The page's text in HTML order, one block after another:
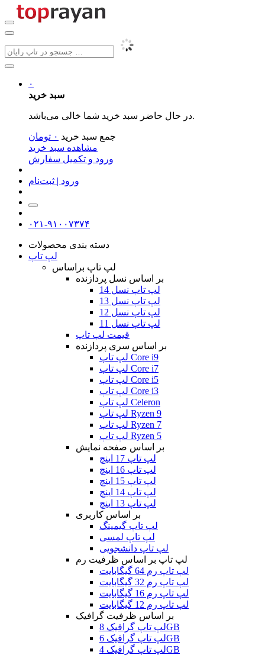
۰
سبد خرید
در حال حاضر سبد خرید شما خالی می‌باشد.
جمع سبد خرید ۰ تومان
مشاهده سبد خرید
ورود و تکمیل سفارش
ورود | ثبت‌نام
۰۲۱-۹۱۰۰۷۳۷۴
دسته بندی محصولات
لپ تاپ
لپ تاپ براساس
بر اساس نسل پردازنده
لپ تاپ نسل 14
لپ تاپ نسل 13
لپ تاپ نسل 12
لپ تاپ نسل 11
قیمت لپ تاپ
بر اساس سری پردازنده
لپ تاپ Core i9
لپ تاپ Core i7
لپ تاپ Core i5
لپ تاپ Core i3
لپ تاپ Celeron
لپ تاپ Ryzen 9
لپ تاپ Ryzen 7
لپ تاپ Ryzen 5
بر اساس صفحه نمایش
لپ تاپ 17 اینچ
لپ تاپ 16 اینچ
لپ تاپ 15 اینچ
لپ تاپ 14 اینچ
لپ تاپ 13 اینچ
بر اساس کاربری
لپ تاپ گیمینگ
لپ تاپ لمسی
لپ تاپ دانشجویی
لپ تاپ بر اساس ظرفیت رم
لپ تاپ رم 64 گیگابایت
لپ تاپ رم 32 گیگابایت
لپ تاپ رم 16 گیگابایت
لپ تاپ رم 12 گیگابایت
بر اساس ظرفیت گرافیک
لپ تاپ گرافیک 8GB
لپ تاپ گرافیک 6GB
لپ تاپ گرافیک 4GB